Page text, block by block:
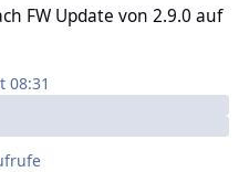
FW Update von 2.9.0 auf
08:31